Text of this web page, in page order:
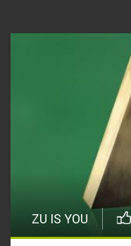
ZU IS YOU